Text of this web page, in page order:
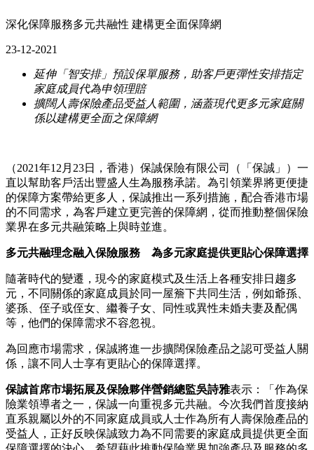
深化保障服務多元共融性 建構更全面保障網
23-12-2021
延伸「智安排」預設保單服務，助客戶更彈性安排指定
家庭成員代為申領理賠
擴闊人壽保險產品受益人範圍，涵蓋現代更多元家庭關
係以建構更全面之保障網
（2021年12月23日，香港）保誠保險有限公司（「保誠」）一
直以幫助客戶活出豐盛人生為服務承諾。為引領業界將更便捷
的保障方案帶給更多人，保誠推出一系列措施，配合香港市場
的不同需求，為客戶建立更完善的保障網，從而推動整個保險
業界在多元共融策略上與時並進。
多元共融理念融入保險服務 為多元家庭提供更貼心保障選擇
隨著時代的變遷，現今的家庭模式及生活上各種安排日趨多
元，不同關係的家庭成員於同一屋簷下共同生活，例如爺孫、
婆孫、侄子或侄女、繼養子女、同性或異性未婚夫妻及配偶
等，他們的保障需求不容忽視。
為回應市場需求，保誠將進一步擴闊保險產品之認可受益人關
係，讓不同人士享有更貼心的保障選擇。
保誠首席市場拓展及保險夥伴營銷總監吳詩雅表示：「作為保
險業領導者之一，保誠一向重視多元共融。今次我們首度接納
直系親屬以外的不同家庭成員或人士作為所有人壽保險產品的
受益人，正好反映保誠致力為不同需要的家庭成員提供更全面